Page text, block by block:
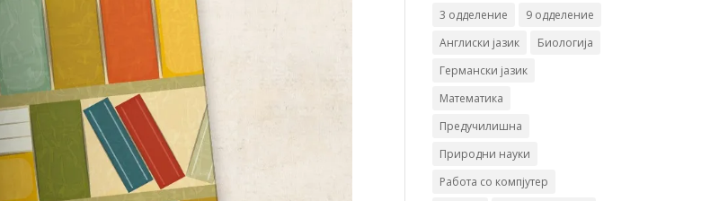
3 одделение
9 одделение
Англиски јазик
Биологија
Германски јазик
Математика
Предучилишна
Природни науки
Работа со компјутер